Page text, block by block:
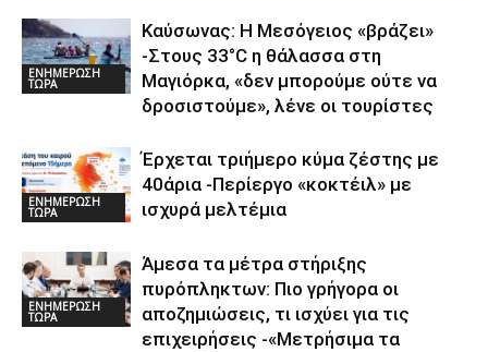
ΕΝΗΜΕΡΩΣΗ
ΤΩΡΑ
Καύσωνας: Η Μεσόγειος «βράζει»
-Στους 33°C η θάλασσα στη
Μαγιόρκα, «δεν μπορούμε ούτε να
δροσιστούμε», λένε οι τουρίστες
ΕΝΗΜΕΡΩΣΗ
ΤΩΡΑ
Έρχεται τριήμερο κύμα ζέστης με
40άρια -Περίεργο «κοκτέιλ» με
ισχυρά μελτέμια
ΕΝΗΜΕΡΩΣΗ
ΤΩΡΑ
Άμεσα τα μέτρα στήριξης
πυρόπληκτων: Πιο γρήγορα οι
αποζημιώσεις, τι ισχύει για τις
επιχειρήσεις -«Μετρήσιμα τα